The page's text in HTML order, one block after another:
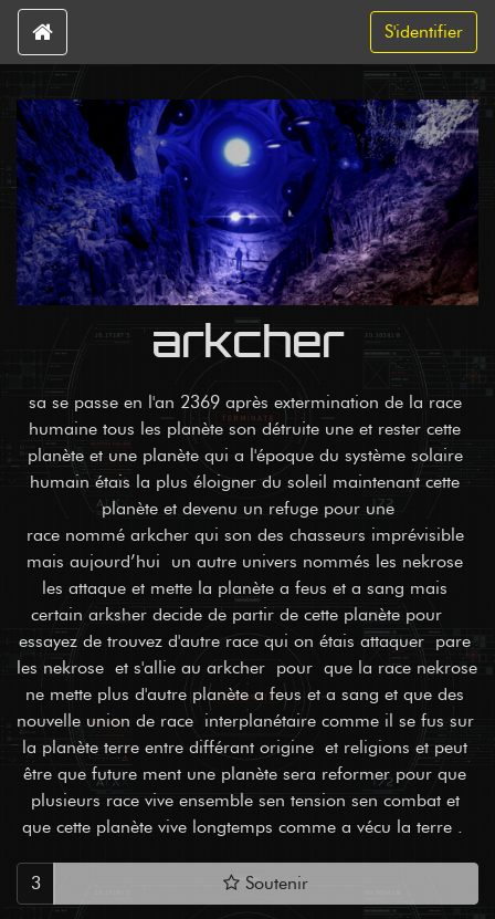
S'identifier
arkcher
sa se passe en l'an 2369 après extermination de la race
humaine tous les planète son détruite une et rester cette
planète et une planète qui a l'époque du système solaire
humain étais la plus éloigner du soleil maintenant cette
planète et devenu un refuge pour une
race nommé arkcher qui son des chasseurs imprévisible
mais aujourd’hui  un autre univers nommés les nekrose
les attaque et mette la planète a feus et a sang mais
certain arksher decide de partir de cette planète pour
essayez de trouvez d'autre race qui on étais attaquer  pare
les nekrose  et s'allie au arkcher  pour  que la race nekrose
ne mette plus d'autre planète a feus et a sang et que des
nouvelle union de race  interplanétaire comme il se fus sur
la planète terre entre différant origine  et religions et peut
être que future ment une planète sera reformer pour que
plusieurs race vive ensemble sen tension sen combat et
que cette planète vive longtemps comme a vécu la terre .
3 Soutenir